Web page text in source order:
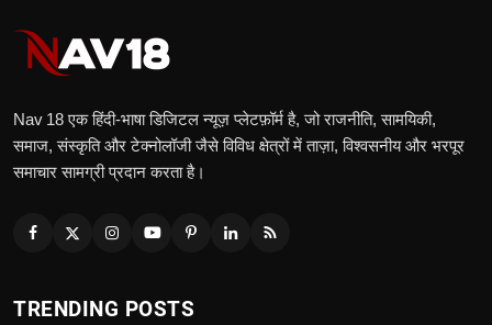
Nav 18 एक हिंदी‑भाषा डिजिटल न्यूज़ प्लेटफ़ॉर्म है, जो राजनीति, सामयिकी,
समाज, संस्कृति और टेक्नोलॉजी जैसे विविध क्षेत्रों में ताज़ा, विश्वसनीय और भरपूर
समाचार सामग्री प्रदान करता है।
TRENDING POSTS